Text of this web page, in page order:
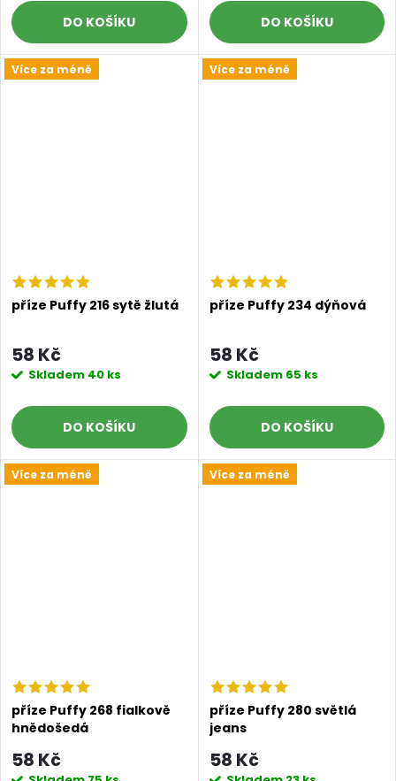
DO KOŠÍKU DO KOŠÍKU
Více za méně
příze Puffy 216 sytě žlutá
58 Kč
Skladem 40 ks
DO KOŠÍKU
Více za méně
příze Puffy 234 dýňová
58 Kč
Skladem 65 ks
DO KOŠÍKU
Více za méně
příze Puffy 268 fialkově
hnědošedá
58 Kč
Více za méně
příze Puffy 280 světlá
jeans
58 Kč